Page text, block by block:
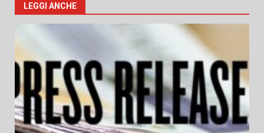
LEGGI ANCHE